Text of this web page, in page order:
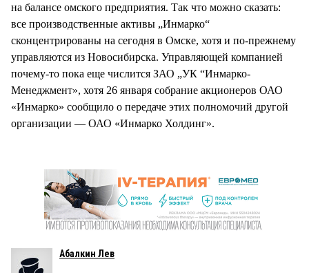
на балансе омского предприятия. Так что можно сказать:
все производственные активы „Инмарко“
сконцентрированы на сегодня в Омске, хотя и по-прежнему
управляются из Новосибирска. Управляющей компанией
почему-то пока еще числится ЗАО „УК “Инмарко-
Менеджмент», хотя 26 января собрание акционеров ОАО
«Инмарко» сообщило о передаче этих полномочий другой
организации — ОАО «Инмарко Холдинг».
Абалкин Лев